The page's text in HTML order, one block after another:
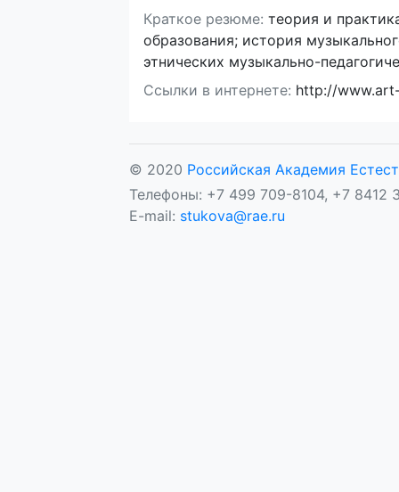
Краткое резюме: теория и
образования; история
этнических музыкально-
Ссылки в интернете: http://
© 2020 Российская Академия
Телефоны: +7 499 709-8104, +7 8412
E-mail: stukova@rae.ru